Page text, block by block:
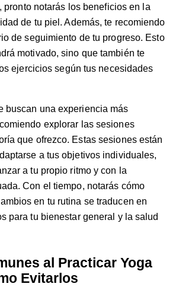
pronto notarás los beneficios en la
de tu piel. Además, te recomiendo
de seguimiento de tu progreso. Esto
motivado, sino que también te
ejercicios según tus necesidades
buscan una experiencia más
explorar las sesiones
que ofrezco. Estas sesiones están
a tus objetivos individuales,
a tu propio ritmo y con la
Con el tiempo, notarás cómo
en tu rutina se traducen en
para tu bienestar general y la salud
al Practicar Yoga
Evitarlos